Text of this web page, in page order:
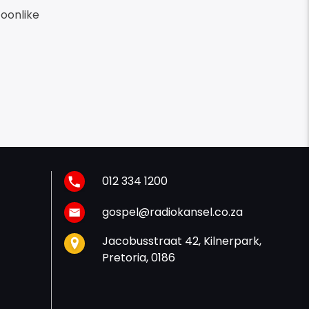
012 334 1200
gospel@radiokansel.co.za
Jacobusstraat 42, Kilnerpark,
Pretoria, 0186